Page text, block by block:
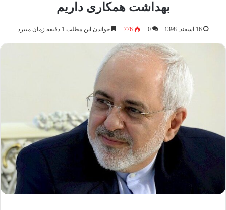
بهداشت همکاری داریم
16 اسفند, 1398 0
776 خواندن این مطلب 1 دقیقه زمان میبرد